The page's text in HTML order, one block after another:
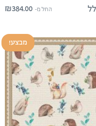
החל מ- ₪384.00
מבצע!